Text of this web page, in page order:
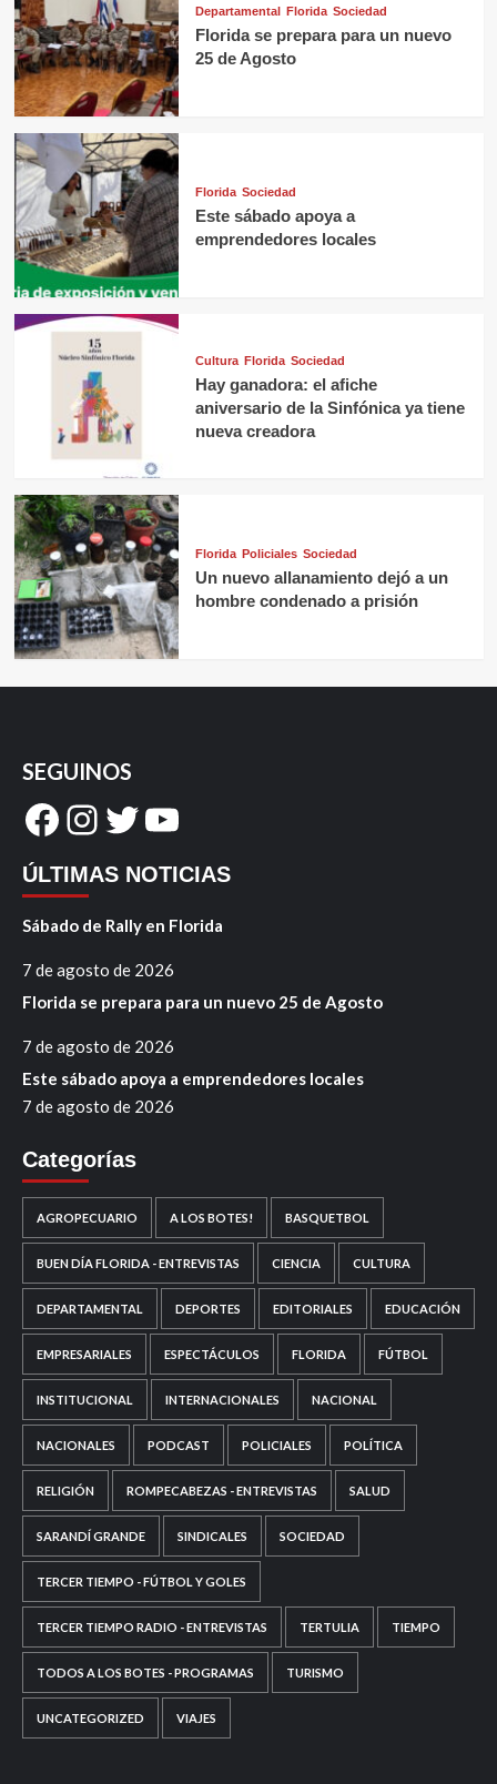
Departamental Florida Sociedad
Florida se prepara para un nuevo
25 de Agosto
Florida Sociedad
Este sábado apoya a
emprendedores locales
Cultura Florida Sociedad
Hay ganadora: el afiche
aniversario de la Sinfónica ya tiene
nueva creadora
Florida Policiales Sociedad
Un nuevo allanamiento dejó a un
hombre condenado a prisión
SEGUINOS
Facebook
Instagram
Twitter
YouTube
ÚLTIMAS NOTICIAS
Sábado de Rally en Florida
7 de agosto de 2026
Florida se prepara para un nuevo 25 de Agosto
7 de agosto de 2026
Este sábado apoya a emprendedores locales
7 de agosto de 2026
Categorías
AGROPECUARIO A LOS BOTES! BASQUETBOL
BUEN DÍA FLORIDA - ENTREVISTAS CIENCIA CULTURA
DEPARTAMENTAL DEPORTES EDITORIALES EDUCACIÓN
EMPRESARIALES ESPECTÁCULOS FLORIDA FÚTBOL
INSTITUCIONAL INTERNACIONALES NACIONAL
NACIONALES PODCAST POLICIALES POLÍTICA
RELIGIÓN ROMPECABEZAS - ENTREVISTAS SALUD
SARANDÍ GRANDE SINDICALES SOCIEDAD
TERCER TIEMPO - FÚTBOL Y GOLES
TERCER TIEMPO RADIO - ENTREVISTAS TERTULIA TIEMPO
TODOS A LOS BOTES - PROGRAMAS TURISMO
UNCATEGORIZED VIAJES